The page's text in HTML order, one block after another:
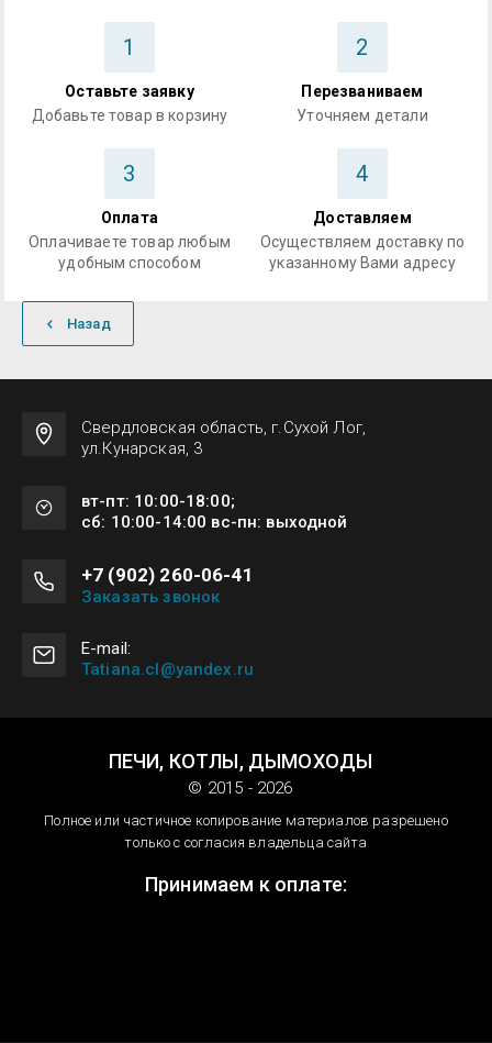
1
Оставьте заявку
Добавьте товар в корзину
2
Перезваниваем
Уточняем детали
3
Оплата
Оплачиваете товар любым
удобным способом
4
Доставляем
Осуществляем доставку по
указанному Вами адресу
Назад
Свердловская область, г.Сухой Лог,
ул.Кунарская, 3
вт-пт: 10:00-18:00;
сб: 10:00-14:00 вс-пн: выходной
+7 (902) 260-06-41
Заказать звонок
E-mail:
Tatiana.cl@yandex.ru
ПЕЧИ, КОТЛЫ, ДЫМОХОДЫ
© 2015 - 2026
Полное или частичное копирование материалов разрешено
только с согласия владельца сайта
Принимаем к оплате: